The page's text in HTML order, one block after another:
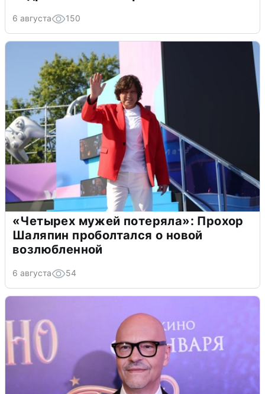
6 августа 150
«Четырех мужей потеряла»: Прохор
Шаляпин проболтался о новой
возлюбленной
6 августа 54